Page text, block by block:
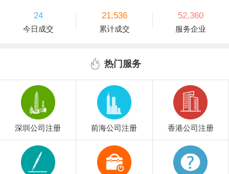
24
今日成交
21,536
累计成交
52,360
服务企业
热门服务
深圳公司注册 前海公司注册 香港公司注册